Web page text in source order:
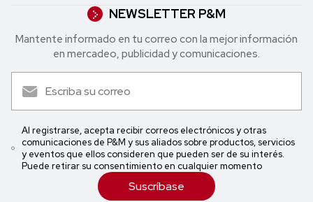
NEWSLETTER P&M
Mantente informado en tu correo con la mejor in formación
en mercadeo, publicidad y comunicaciones.
Al registrarse, acepta recibir correos electrónicos y otras
comunicaciones de P&M y sus aliados sobre productos, servicios
y eventos que ellos consideren que pueden ser de su interés.
Puede retirar su consentimiento en cualquier momento
Suscríbase